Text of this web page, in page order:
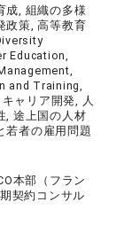
成, 組織の多様
政策, 高等教育
Education,
and Training,
ャリア開発, 人
, 途上国の人材
若者の雇用問題
本部（フラン
契約コンサル